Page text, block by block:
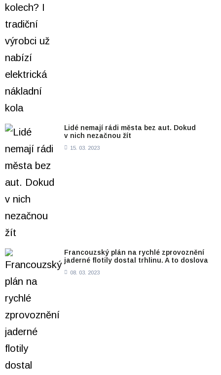
Lidé nemají rádi města bez aut. Dokud
v nich nezačnou žít
15. 03. 2023
Francouzský plán na rychlé zprovoznění
jaderné flotily dostal trhlinu. A to doslova
08. 03. 2023